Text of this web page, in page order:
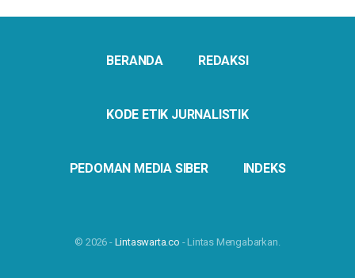
BERANDA REDAKSI
KODE ETIK JURNALISTIK
PEDOMAN MEDIA SIBER INDEKS
© 2026 - Lintaswarta.co - Lintas Mengabarkan.